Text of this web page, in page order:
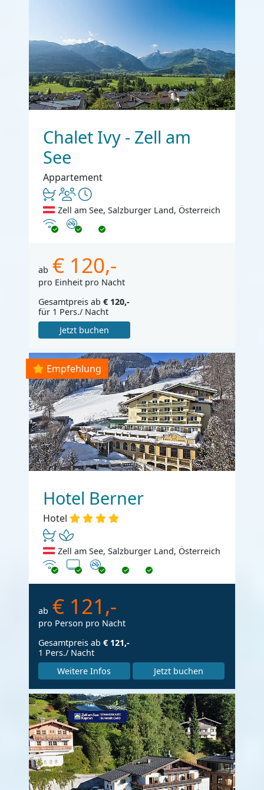
Chalet Ivy - Zell am
See
Appartement
Zell am See, Salzburger Land, Österreich
InternetNichtraucher
ab € 120,-
pro Einheit pro Nacht
Gesamtpreis ab € 120,-
für 1 Pers./ Nacht
Jetzt buchen
Empfehlung
Hotel Berner
Hotel
Zell am See, Salzburger Land, Österreich
Internet
TV Nichtraucher
ab € 121,-
pro Person pro Nacht
Gesamtpreis ab € 121,-
1 Pers./ Nacht
Weitere Infos
Jetzt buchen